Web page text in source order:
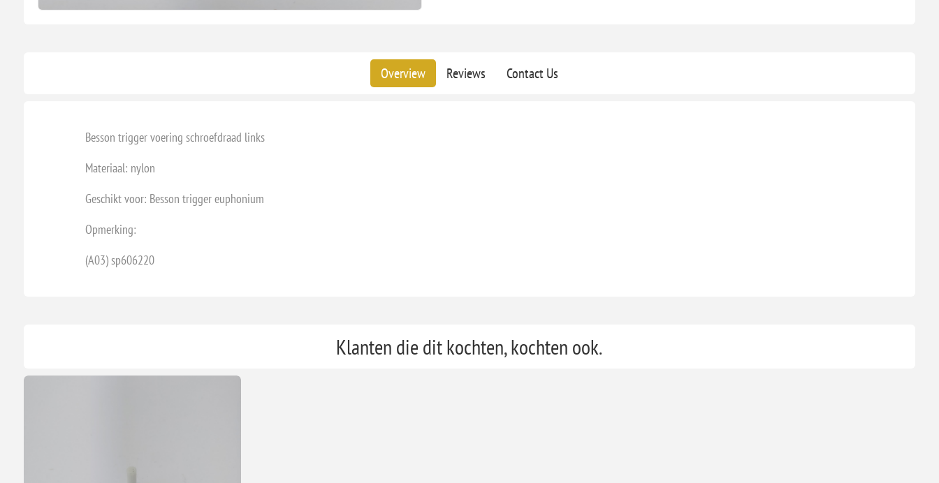
Overview Reviews Contact Us
Besson trigger voering schroefdraad links
Materiaal: nylon
Geschikt voor: Besson trigger euphonium
Opmerking:
(A03) sp606220
Klanten die dit kochten, kochten ook.